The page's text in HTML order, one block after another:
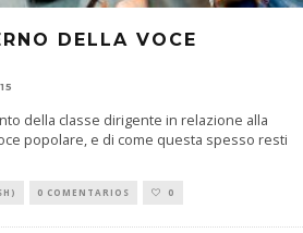
DELLA VOCE
della classe dirigente in relazione alla
popolare, e di come questa spesso resti
0 COMENTARIOS 0